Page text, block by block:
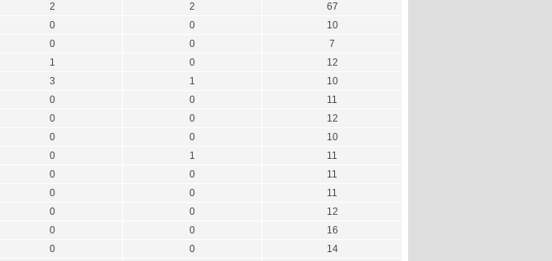
2 2
67
0 0
10
0 0
7
1 0
12
3 1
10
0 0
11
0 0
12
0 0
10
0 1
11
0 0
11
0 0
11
0 0
12
0 0
16
0 0
14